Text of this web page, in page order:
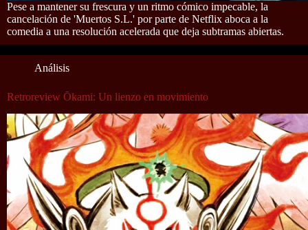
Pese a mantener su frescura y un ritmo cómico impecable, la
cancelación de 'Muertos S.L.' por parte de Netflix aboca a la
comedia a una resolución acelerada que deja subtramas abiertas.
Análisis
Retroreview Ōkami: Un lienzo en movimiento